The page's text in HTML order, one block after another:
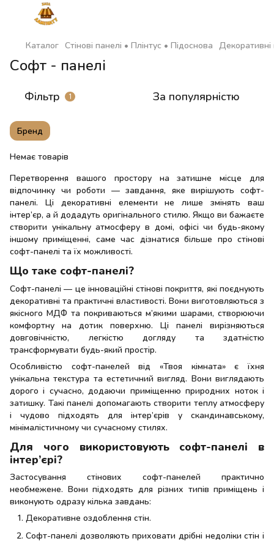
Каталог Стінові панелі • Плінтус • Підоснова Декоративні
Софт - панелі
Фільтр 1 За популярністю
Бренд
Немає товарів
Перетворення вашого простору на затишне місце для
відпочинку чи роботи — завдання, яке вирішують софт-
панелі. Ці декоративні елементи не лише змінять ваш
інтер’єр, а й додадуть оригінального стилю. Якщо ви бажаєте
створити унікальну атмосферу в домі, офісі чи будь-якому
іншому приміщенні, саме час дізнатися більше про стінові
софт-панелі та їх можливості.
Що таке софт-панелі?
Софт-панелі — це інноваційні стінові покриття, які поєднують
декоративні та практичні властивості. Вони виготовляються з
якісного МДФ та покриваються м’якими шарами, створюючи
комфортну на дотик поверхню. Ці панелі вирізняються
довговічністю, легкістю догляду та здатністю
трансформувати будь-який простір.
Особливістю софт-панелей від «Твоя кімната» є їхня
унікальна текстура та естетичний вигляд. Вони виглядають
дорого і сучасно, додаючи приміщенню природних ноток і
затишку. Такі панелі допомагають створити теплу атмосферу
і чудово підходять для інтер’єрів у скандинавському,
мінімалістичному чи сучасному стилях.
Для чого використовують софт-панелі в
інтер’єрі?
Застосування стінових софт-панелей практично
необмежене. Вони підходять для різних типів приміщень і
виконують одразу кілька завдань:
Декоративне оздоблення стін.
Софт-панелі дозволяють приховати дрібні недоліки стін і